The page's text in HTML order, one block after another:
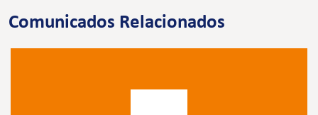
Comunicados Relacionados